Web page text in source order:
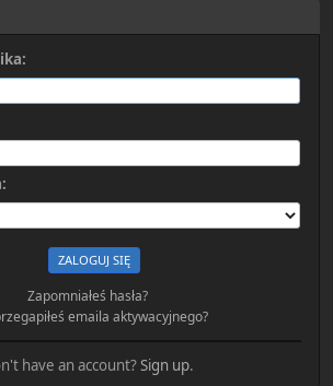
Zapomniałeś hasła?
emaila aktywacyjnego?
have an account?Sign up.